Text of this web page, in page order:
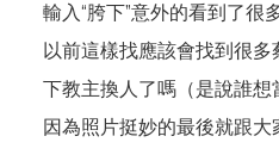
輸入“胯下”意外的看到了很
以前這樣找應該會找到很
下教主換人了嗎（是說誰想
因為照片挺妙的最後就跟大